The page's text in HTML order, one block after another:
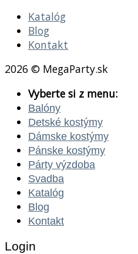
Katalóg
Blog
Kontakt
2026 © MegaParty.sk
Vyberte si z menu:
Balóny
Detské kostýmy
Dámske kostýmy
Pánske kostýmy
Párty výzdoba
Svadba
Katalóg
Blog
Kontakt
Login